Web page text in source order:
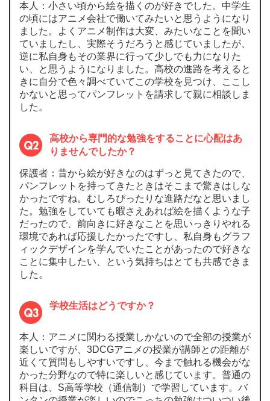
本人：小さい頃から絵を描くのが好きでした。中学生
の頃にはアニメ会社で働いてみたいと思うようになり
ました。よくアニメ制作は大変、みたいなことを聞い
ていましたし、実際そうだろうと感じていましたが、
逆に私自身もその業界に行って少しでも力になりた
い、と思うようになりました。高校の進路を考えると
きに自分で色々調べていてこの学校を見つけ、ここし
かないと思ってパンフレットを請求して親に相談しま
した。
高校から専門的な勉強をすることに心配はあ
りませんでしたか？
保護者：昔から絵が好きなのはずっと見てきたので、
パンフレットを持ってきたときはそこまで驚きはしな
かったですね。むしろぴったりな進路だなと思いまし
た。勉強をしていても暇さえあれば絵を描くような子
だったので、前向きに好きなことを思いっきりやれる
環境であれば応援したかったですし、私自身もグラフ
ィックデザインを学んでいたことがあったので好きな
ことに集中したい、という気持ちはとても共感できま
した。
学校生活はどうですか？
本人：アニメに関わる授業しかないので全部の授業が
楽しいですが、3DCGアニメの授業が講師との距離が
近くて質問もしやすいですし、今まで触れる機会がな
かった分野なので特に楽しいと感じています。普通の
科目は、S高等学校（通信制）で学習しています。バ